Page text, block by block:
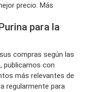
precio. Más
para la
compras según las
publicamos con
más relevantes de
regularmente para